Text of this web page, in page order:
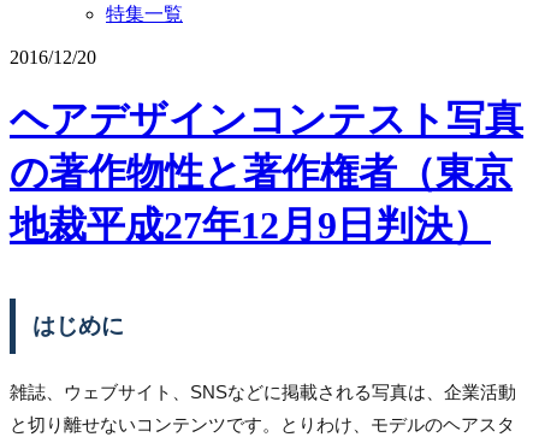
特集一覧
2016/12/20
ヘアデザインコンテスト写真
の著作物性と著作権者（東京
地裁平成27年12月9日判決）
はじめに
雑誌、ウェブサイト、SNSなどに掲載される写真は、企業活動
と切り離せないコンテンツです。とりわけ、モデルのヘアスタ